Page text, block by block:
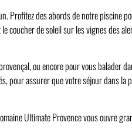
Profitez des abords de notre piscine
coucher de soleil sur les vignes des
ou encore pour vous balader
pour assurer que votre séjour dans la
Ultimate Provence vous ouvre